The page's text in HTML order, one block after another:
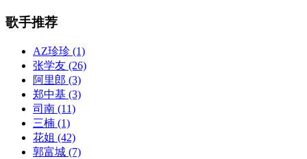
歌手推荐
AZ珍珍 (1)
张学友 (26)
阿里郎 (3)
郑中基 (3)
司南 (11)
三楠 (1)
花姐 (42)
郭富城 (7)